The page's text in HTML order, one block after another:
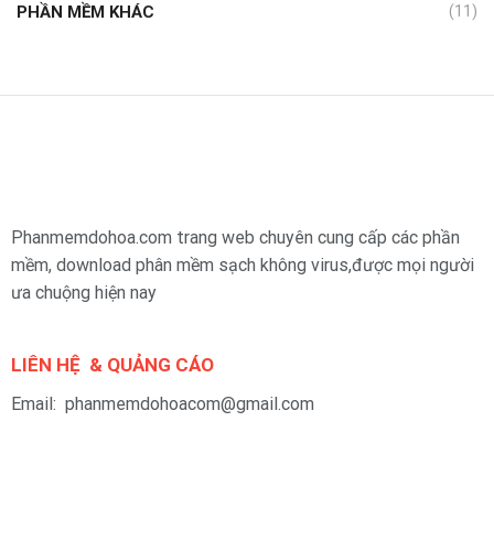
PHẦN MỀM KHÁC (11)
Phanmemdohoa.com trang web chuyên cung cấp các phần
mềm, download phân mềm sạch không virus,được mọi người
ưa chuộng hiện nay
LIÊN HỆ & QUẢNG CÁO
Email: phanmemdohoacom@gmail.com